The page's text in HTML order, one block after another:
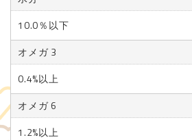
10.0％以下
オメガ 3
0.4%以上
オメガ 6
1.2%以上